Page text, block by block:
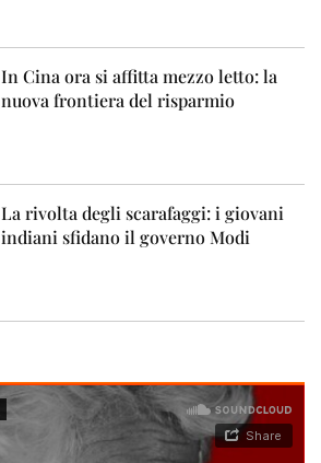
In Cina ora si affitta mezzo letto: la
nuova frontiera del risparmio
La rivolta degli scarafaggi: i giovani
indiani sfidano il governo Modi